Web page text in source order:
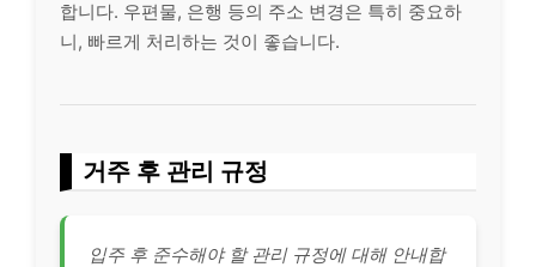
합니다. 우편물, 은행 등의 주소 변경은 특히 중요하
니, 빠르게 처리하는 것이 좋습니다.
거주 후 관리 규정
입주 후 준수해야 할 관리 규정에 대해 안내합